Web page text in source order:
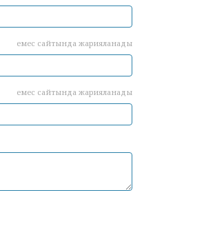
емес сайтында жарияланады
емес сайтында жарияланады